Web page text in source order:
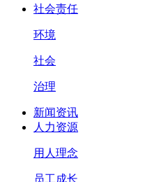
社会责任
环境
社会
治理
新闻资讯
人力资源
用人理念
员工成长